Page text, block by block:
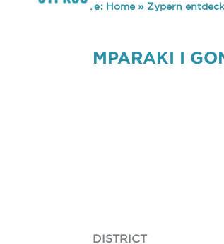
You are here: Home» Zypern
MPARAKI I
DISTRICT